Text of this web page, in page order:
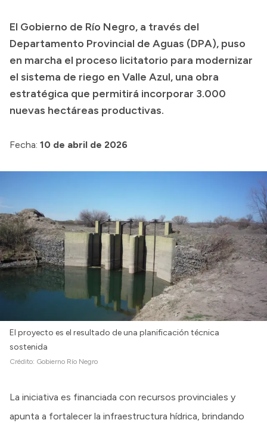
Transparencia
Presupuesto
Boletín Oficial
Compras y licitaciones
Convocatorias
Login
El Gobierno de Río Negro, a través del
Departamento Provincial de Aguas (DPA), puso
en marcha el proceso licitatorio para modernizar
el sistema de riego en Valle Azul, una obra
estratégica que permitirá incorporar 3.000
nuevas hectáreas productivas.
Fecha: 10 de abril de 2026
El proyecto es el resultado de una planificación técnica
sostenida
Crédito: Gobierno Río Negro
La iniciativa es financiada con recursos provinciales y
apunta a fortalecer la infraestructura hídrica, brindando